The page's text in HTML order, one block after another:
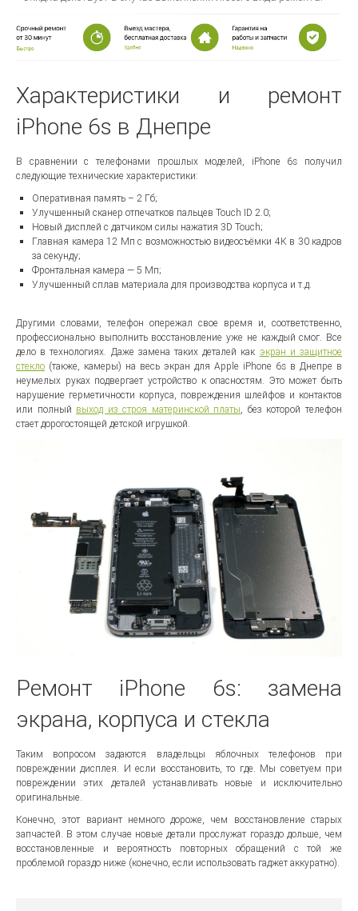
Характеристики и ремонт
iPhone 6s в Днепре
В сравнении с телефонами прошлых моделей, iPhone 6s получил
следующие технические характеристики:
Оперативная память – 2 Гб;
Улучшенный сканер отпечатков пальцев Touch ID 2.0;
Новый дисплей с датчиком силы нажатия 3D Touch;
Главная камера 12 Мп с возможностью видеосъёмки 4К в 30 кадров
за секунду;
Фронтальная камера — 5 Мп;
Улучшенный сплав материала для производства корпуса и т.д.
Другими словами, телефон опережал свое время и, соответственно,
профессионально выполнить восстановление уже не каждый смог. Все
дело в технологиях. Даже замена таких деталей как экран и защитное
стекло (также, камеры) на весь экран для Apple iPhone 6s в Днепре в
неумелых руках подвергает устройство к опасностям. Это может быть
нарушение герметичности корпуса, повреждения шлейфов и контактов
или полный выход из строя материнской платы, без которой телефон
стает дорогостоящей детской игрушкой.
Ремонт iPhone 6s: замена
экрана, корпуса и стекла
Таким вопросом задаются владельцы яблочных телефонов при
повреждении дисплея. И если восстановить, то где. Мы советуем при
повреждении этих деталей устанавливать новые и исключительно
оригинальные.
Конечно, этот вариант немного дороже, чем восстановление старых
запчастей. В этом случае новые детали прослужат гораздо дольше, чем
восстановленные и вероятность повторных обращений с той же
проблемой гораздо ниже (конечно, если использовать гаджет аккуратно).